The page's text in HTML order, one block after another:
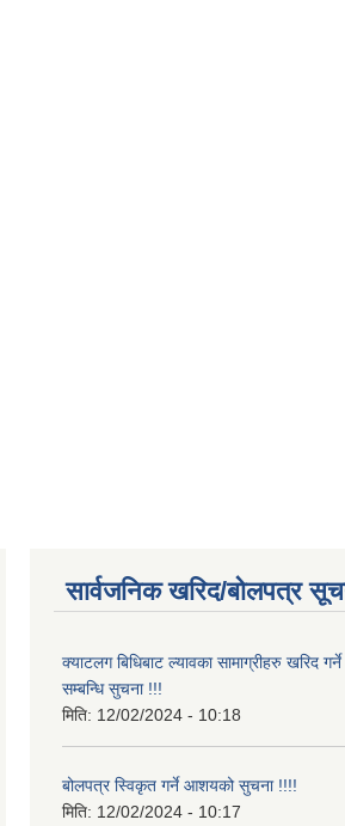
सार्वजनिक खरिद/बोलपत्र
क्याटलग बिधिबाट ल्यावका सामाग्रीहरु खरिद गर्ने
सम्बन्धि सुचना !!!
मिति: 12/02/2024 - 10:18
बोलपत्र स्विकृत गर्ने आशयको सुचना !!!!
मिति: 12/02/2024 - 10:17